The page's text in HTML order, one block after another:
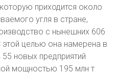
приходится около
угля в стране,
с нынешних 606
этой целью она намерена в
новых предприятий
мощностью 195 млн т